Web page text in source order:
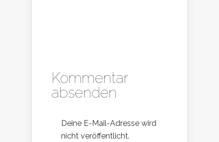
Kommentar
absenden
Deine E-Mail-Adresse wird
nicht veröffentlicht.